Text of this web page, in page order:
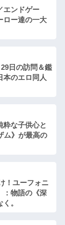
エンドゲー
ロー達の一大
29日の訪問＆鑑
本のエロ同人
粋な子供心と
ム》が最高の
！ユーフォニ
：物語の《深
。